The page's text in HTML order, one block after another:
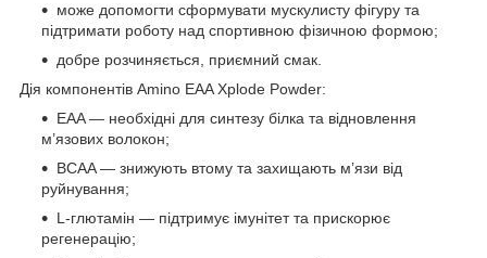
може допомогти сформувати мускулисту фігуру та
підтримати роботу над спортивною фізичною формою;
добре розчиняється, приємний смак.
Дія компонентів Amino EAA Xplode Powder:
EAA — необхідні для синтезу білка та відновлення
м’язових волокон;
BCAA — знижують втому та захищають м’язи від
руйнування;
L-глютамін — підтримує імунітет та прискорює
регенерацію;